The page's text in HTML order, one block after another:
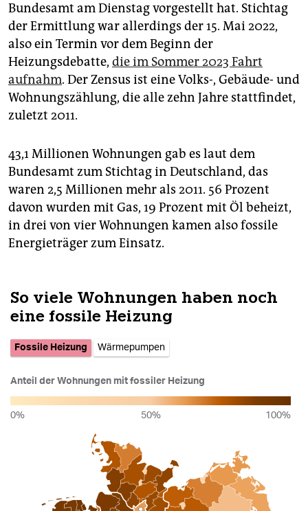
Bundesamt am Dienstag vorgestellt hat. Stichtag
der Ermittlung war allerdings der 15. Mai 2022,
also ein Termin vor dem Beginn der
Heizungsdebatte, die im Sommer 2023 Fahrt
aufnahm. Der Zensus ist eine Volks-, Gebäude- und
Wohnungszählung, die alle zehn Jahre stattfindet,
zuletzt 2011.
43,1 Millionen Wohnungen gab es laut dem
Bundesamt zum Stichtag in Deutschland, das
waren 2,5 Millionen mehr als 2011. 56 Prozent
davon wurden mit Gas, 19 Prozent mit Öl beheizt,
in drei von vier Wohnungen kamen also fossile
Energieträger zum Einsatz.